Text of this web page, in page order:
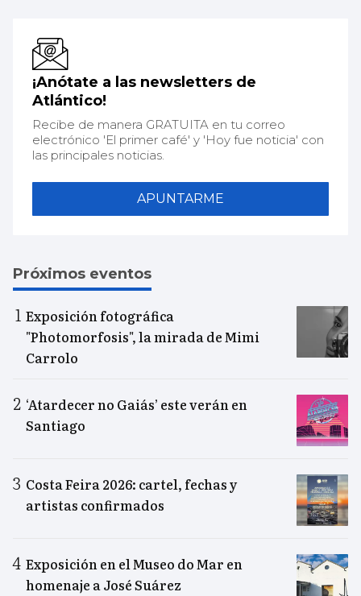
¡Anótate a las newsletters de
Atlántico!
Recibe de manera GRATUITA en tu correo
electrónico 'El primer café' y 'Hoy fue noticia' con
las principales noticias.
APUNTARME
Próximos eventos
Exposición fotográfica
"Photomorfosis", la mirada de Mimi
Carrolo
‘Atardecer no Gaiás’ este verán en
Santiago
Costa Feira 2026: cartel, fechas y
artistas confirmados
Exposición en el Museo do Mar en
homenaje a José Suárez